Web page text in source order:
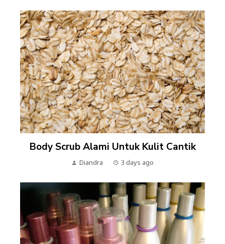
Body Scrub Alami Untuk Kulit Cantik
Diandra 3 days ago